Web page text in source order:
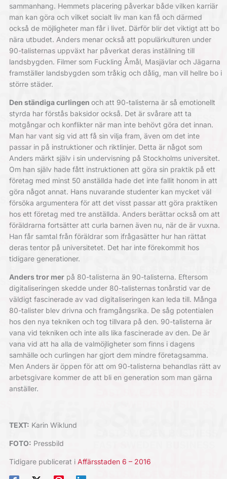
sammanhang. Hemmets placering påverkar både vilken karriär
man kan göra och vilket socialt liv man kan få och därmed
också de möjligheter man får i livet. Därför blir det viktigt att bo
nära utbudet. Anders menar också att populärkulturen under
90-talisternas uppväxt har påverkat deras inställning till
landsbygden. Filmer som Fuckling Åmål, Masjävlar och Jägarna
framställer landsbygden som tråkig och dålig, man vill hellre bo i
större städer.
Den ständiga curlingen och att 90-talisterna är så emotionellt
styrda har förstås baksidor också. Det är svårare att ta
motgångar och konflikter när man inte behövt göra det innan.
Man har vant sig vid att få sin vilja fram, även om det inte
passar in på instruktioner och riktlinjer. Detta är något som
Anders märkt själv i sin undervisning på Stockholms universitet.
Om han själv hade fått instruktionen att göra sin praktik på ett
företag med minst 50 anställda hade det inte fallit honom in att
göra något annat. Hans nuvarande studenter kan mycket väl
försöka argumentera för att det visst passar att göra praktiken
hos ett företag med tre anställda. Anders berättar också om att
föräldrarna fortsätter att curla barnen även nu, när de är vuxna.
Han får samtal från föräldrar som ifrågasätter hur han rättat
deras tentor på universitetet. Det har inte förekommit hos
tidigare generationer.
Anders tror merpå 80-talisterna än 90-talisterna. Eftersom
digitaliseringen skedde under 80-talisternas tonårstid var de
väldigt fascinerade av vad digitaliseringen kan leda till. Många
80-talister blev drivna och framgångsrika. De såg potentialen
hos den nya tekniken och tog tillvara på den. 90-talisterna är
vana vid tekniken och inte alls lika fascinerade av den. De är
vana vid att ha alla de valmöjligheter som finns i dagens
samhälle och curlingen har gjort dem mindre företagsamma.
Men Anders är öppen för att om 90-talisterna behandlas rätt av
arbetsgivare kommer de att bli en generation som man gärna
anställer.
TEXT: Karin Wiklund
FOTO: Pressbild
Tidigare publicerat i Affärsstaden 6 – 2016